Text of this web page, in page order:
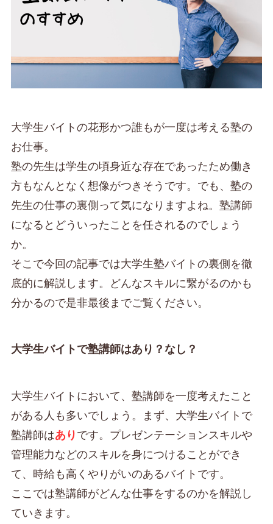
大学生バイトの花形かつ誰もが一度は考える塾の
お仕事。
塾の先生は学生の頃身近な存在であったため働き
方もなんとなく想像がつきそうです。でも、塾の
先生の仕事の裏側って気になりますよね。塾講師
になるとどういったことを任されるのでしょう
か。
そこで今回の記事では大学生塾バイトの裏側を徹
底的に解説します。どんなスキルに繋がるのかも
分かるので是非最後までご覧ください。
大学生バイトで塾講師はあり？なし？
大学生バイトにおいて、塾講師を一度考えたこと
がある人も多いでしょう。まず、大学生バイトで
塾講師はあり です。プレゼンテーションスキルや
管理能力などのスキルを身につけることができ
て、時給も高くやりがいのあるバイトです。
ここでは塾講師がどんな仕事をするのかを解説し
ていきます。